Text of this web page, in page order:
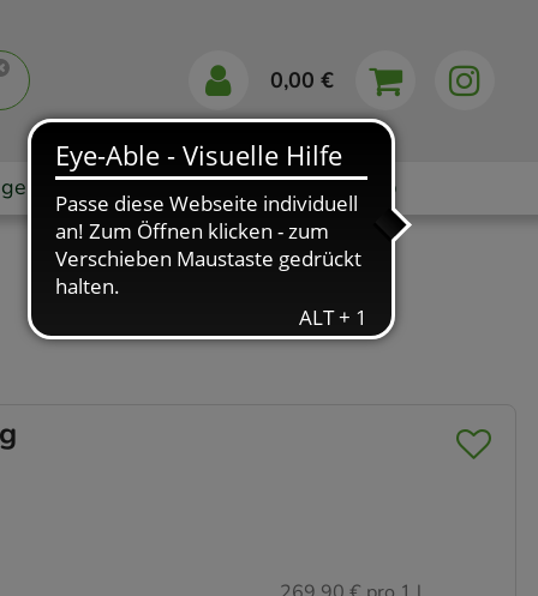
0,00 €
Markenshops Ratgeber App